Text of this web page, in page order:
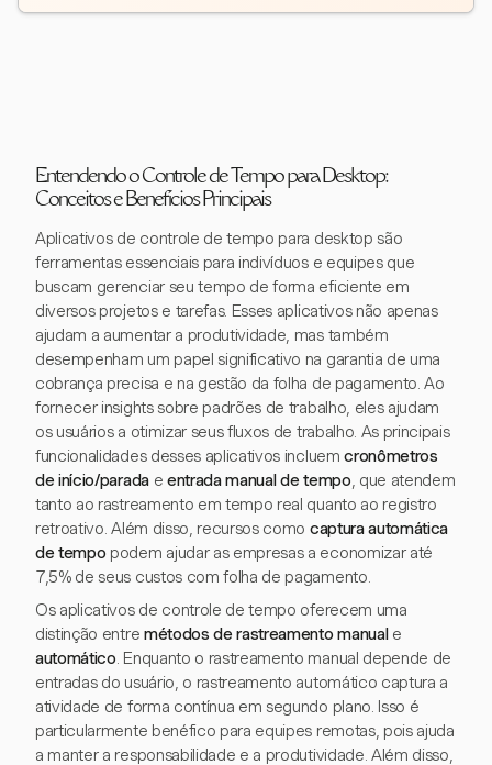
Entendendo o Controle de Tempo para Desktop:
Conceitos e Benefícios Principais
Aplicativos de controle de tempo para desktop são
ferramentas essenciais para indivíduos e equipes que
buscam gerenciar seu tempo de forma eficiente em
diversos projetos e tarefas. Esses aplicativos não apenas
ajudam a aumentar a produtividade, mas também
desempenham um papel significativo na garantia de uma
cobrança precisa e na gestão da folha de pagamento. Ao
fornecer insights sobre padrões de trabalho, eles ajudam
os usuários a otimizar seus fluxos de trabalho. As principais
funcionalidades desses aplicativos incluemcronômetros
de início/paradae entrada manual de tempo, que atendem
tanto ao rastreamento em tempo real quanto ao registro
retroativo. Além disso, recursos como captura automática
de tempo podem ajudar as empresas a economizar até
7,5% de seus custos com folha de pagamento.
Os aplicativos de controle de tempo oferecem uma
distinção entre métodos de rastreamento manuale
automático. Enquanto o rastreamento manual depende de
entradas do usuário, o rastreamento automático captura a
atividade de forma contínua em segundo plano. Isso é
particularmente benéfico para equipes remotas, pois ajuda
a manter a responsabilidade e a produtividade. Além disso,